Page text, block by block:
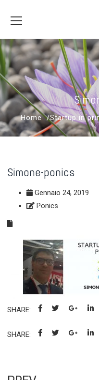
Home Startup in
Simone-ponics
Gennaio 24, 2019
Ponics
SHARE:
SHARE: